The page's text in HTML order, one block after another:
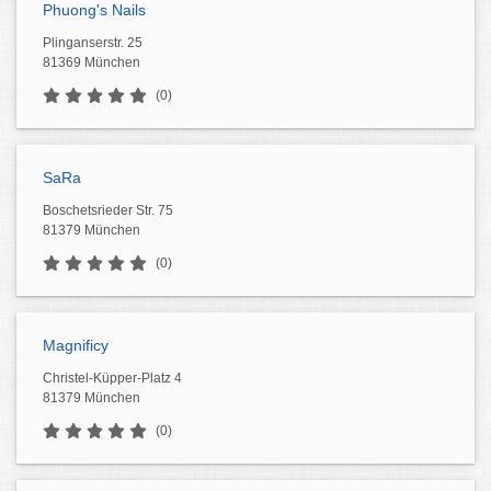
Phuong's Nails
Plinganserstr. 25
81369 München
(0)
SaRa
Boschetsrieder Str. 75
81379 München
(0)
Magnificy
Christel-Küpper-Platz 4
81379 München
(0)